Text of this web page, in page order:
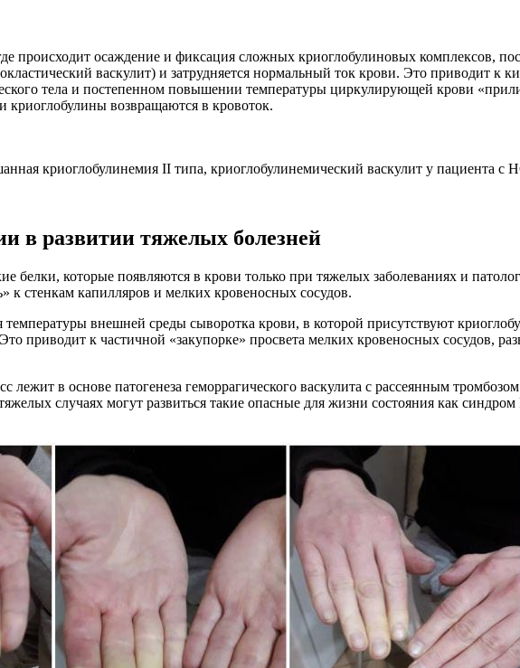
происходит осаждение и фиксация сложных криоглобулиновых комплексов,
васкулит) и затрудняется нормальный ток крови. Это приводит
тела и постепенном повышении температуры циркулирующей крови
криоглобулины возвращаются в кровоток.
криоглобулинемия II типа, криоглобулинемический васкулит у пациента с
в развитии тяжелых болезней
белки, которые появляются в крови только при тяжелых заболеваниях и
к стенкам капилляров и мелких кровеносных сосудов.
внешней среды сыворотка крови, в которой присутствуют
Это приводит к частичной «закупорке» просвета мелких кровеносных сосудов,
лежит в основе патогенеза геморрагического васкулита с рассеянным
случаях могут развиться такие опасные для жизни состояния как